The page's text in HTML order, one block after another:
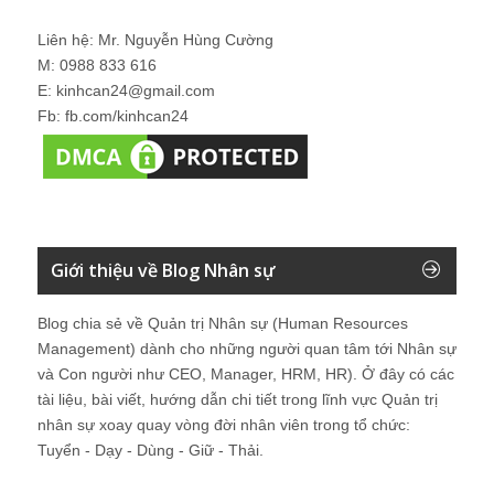
Liên hệ: Mr. Nguyễn Hùng Cường
M: 0988 833 616
E: kinhcan24@gmail.com
Fb: fb.com/kinhcan24
Giới thiệu về Blog Nhân sự
Blog chia sẻ về Quản trị Nhân sự (Human Resources
Management) dành cho những người quan tâm tới Nhân sự
và Con người như CEO, Manager, HRM, HR). Ở đây có các
tài liệu, bài viết, hướng dẫn chi tiết trong lĩnh vực Quản trị
nhân sự xoay quay vòng đời nhân viên trong tổ chức:
Tuyển - Dạy - Dùng - Giữ - Thải.